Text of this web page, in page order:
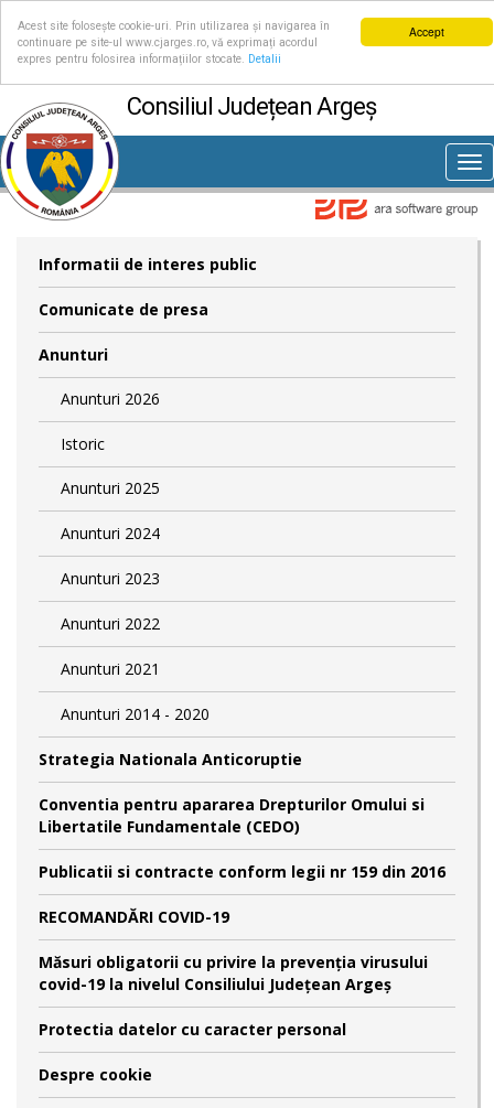
Accept
Acest site folosește cookie-uri. Prin utilizarea și navigarea în
continuare pe site-ul www.cjarges.ro, vă exprimați acordul
expres pentru folosirea informațiilor stocate.
Detalii
Consiliul Județean Argeș
Informatii de interes public
Comunicate de presa
Anunturi
Anunturi 2026
Istoric
Anunturi 2025
Anunturi 2024
Anunturi 2023
Anunturi 2022
Anunturi 2021
Anunturi 2014 - 2020
Strategia Nationala Anticoruptie
Conventia pentru apararea Drepturilor Omului si
Libertatile Fundamentale (CEDO)
Publicatii si contracte conform legii nr 159 din 2016
RECOMANDĂRI COVID-19
Măsuri obligatorii cu privire la prevenția virusului
covid-19 la nivelul Consiliului Județean Argeș
Protectia datelor cu caracter personal
Despre cookie